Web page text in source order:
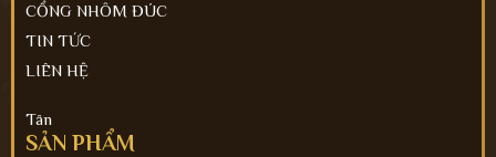
CỔNG NHÔM ĐÚC
TIN TỨC
LIÊN HỆ
Tân
SẢN PHẨM